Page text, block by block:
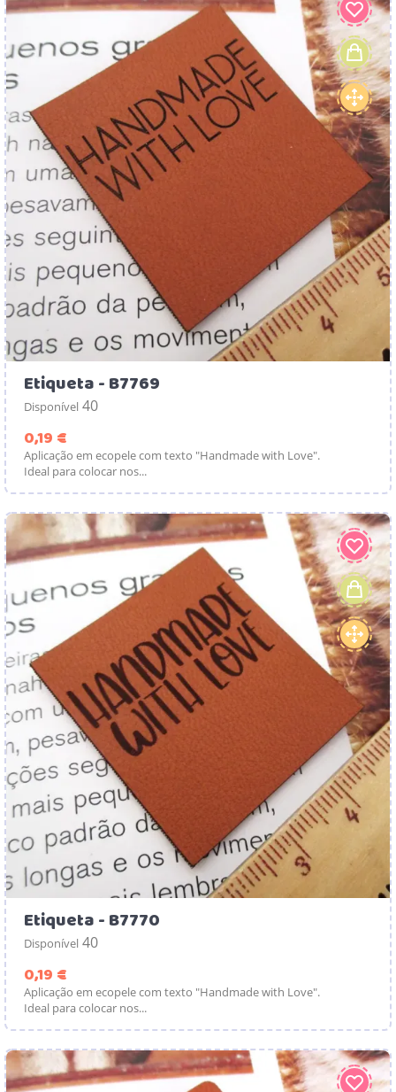
Etiqueta - B7769
Disponível 40
0,19 €
Aplicação em ecopele com texto "Handmade with Love".
Ideal para colocar nos...
Etiqueta - B7770
Disponível 40
0,19 €
Aplicação em ecopele com texto "Handmade with Love".
Ideal para colocar nos...